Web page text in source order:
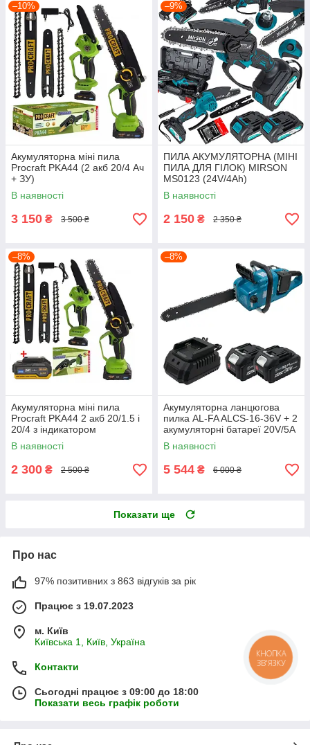
–10%
Акумуляторна міні пила
Procraft PKA44 (2 акб 20/4 Ач
+ ЗУ)
В наявності
3 150 ₴ 3 500 ₴
–9%
ПИЛА АКУМУЛЯТОРНА (МІНІ
ПИЛА ДЛЯ ГІЛОК) MIRSON
MS0123 (24V/4Ah)
В наявності
2 150 ₴ 2 350 ₴
–8%
Акумуляторна міні пила
Procraft PKA44 2 акб 20/1.5 і
20/4 з індикатором
В наявності
2 300 ₴ 2 500 ₴
–8%
Акумуляторна ланцюгова
пилка AL-FA ALCS-16-36V + 2
акумуляторні батареї 20V/5A
+ зарядний пристрій
В наявності
5 544 ₴ 6 000 ₴
Показати ще
Про нас
97% позитивних з 863 відгуків за рік
Працює з 19.07.2023
м. Київ
Київська 1, Київ, Україна
Контакти
Сьогодні працює з 09:00 до 18:00
Показати весь графік роботи
КНОПКА
ЗВ'ЯЗКУ